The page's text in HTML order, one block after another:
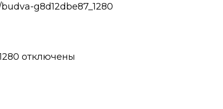
budva-g8d12dbe87_1280
отключены